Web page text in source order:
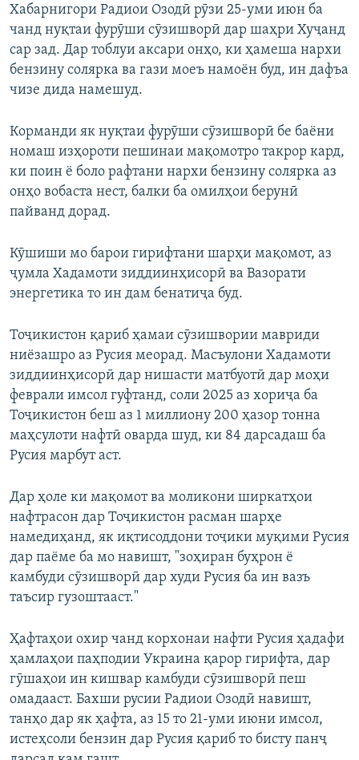
Хабарнигори Радиои Озодӣ рӯзи 25-уми июн ба
чанд нуқтаи фурӯши сӯзишворӣ дар шаҳри Хуҷанд
сар зад. Дар тоблуи аксари онҳо, ки ҳамеша нархи
бензину солярка ва гази моеъ намоён буд, ин дафъа
чизе дида намешуд.
Корманди як нуқтаи фурӯши сӯзишворӣ бе баёни
номаш изҳороти пешинаи мақомотро такрор кард,
ки поин ё боло рафтани нархи бензину солярка аз
онҳо вобаста нест, балки ба омилҳои берунӣ
пайванд дорад.
Кӯшиши мо барои гирифтани шарҳи мақомот, аз
ҷумла Хадамоти зиддиинҳисорӣ ва Вазорати
энергетика то ин дам бенатиҷа буд.
Тоҷикистон қариб ҳамаи сӯзишвории мавриди
ниёзашро аз Русия меорад. Масъулони Хадамоти
зиддиинҳисорӣ дар нишасти матбуотӣ дар моҳи
феврали имсол гуфтанд, соли 2025 аз хориҷа ба
Тоҷикистон беш аз 1 миллиону 200 ҳазор тонна
маҳсулоти нафтӣ оварда шуд, ки 84 дарсадаш ба
Русия марбут аст.
Дар ҳоле ки мақомот ва моликони ширкатҳои
нафтрасон дар Тоҷикистон расман шарҳе
намедиҳанд, як иқтисоддони тоҷики муқими Русия
дар паёме ба мо навишт, "зоҳиран буҳрон ё
камбуди сӯзишворӣ дар худи Русия ба ин вазъ
таъсир гузоштааст."
Ҳафтаҳои охир чанд корхонаи нафти Русия ҳадафи
ҳамлаҳои паҳподии Украина қарор гирифта, дар
гӯшаҳои ин кишвар камбуди сӯзишворӣ пеш
омадааст. Бахши русии Радиои Озодӣ навишт,
танҳо дар як ҳафта, аз 15 то 21-уми июни имсол,
истеҳсоли бензин дар Русия қариб то бисту панҷ